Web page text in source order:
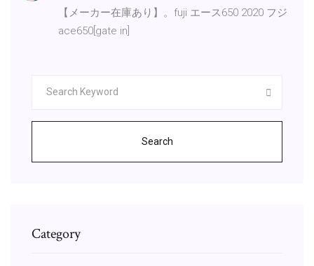
【メーカー在庫あり】。fuji エース650 2020 フジ
ace650[gate in]
Search
Category